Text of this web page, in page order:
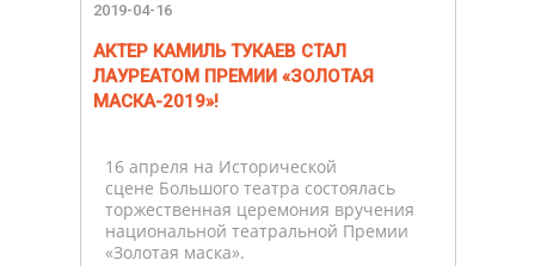
2019-04-16
АКТЕР КАМИЛЬ ТУКАЕВ СТАЛ
ЛАУРЕАТОМ ПРЕМИИ «ЗОЛОТАЯ
МАСКА-2019»!
16 апреля на Исторической
сцене Большого театра состоялась
торжественная церемония вручения
национальной театральной Премии
«Золотая маска».